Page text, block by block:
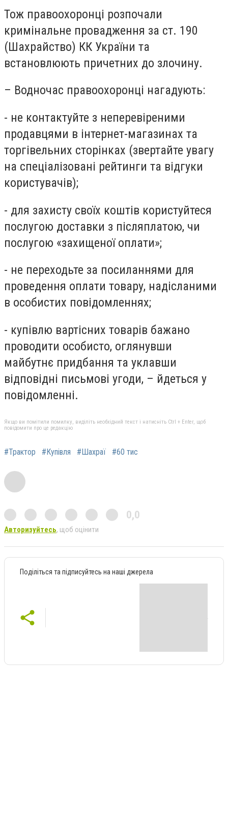
Тож правоохоронці розпочали
кримінальне провадження за ст. 190
(Шахрайство) КК України та
встановлюють причетних до злочину.
– Водночас правоохоронці нагадують:
- не контактуйте з неперевіреними
продавцями в інтернет-магазинах та
торгівельних сторінках (звертайте увагу
на спеціалізовані рейтинги та відгуки
користувачів);
- для захисту своїх коштів користуйтеся
послугою доставки з післяплатою, чи
послугою «захищеної оплати»;
- не переходьте за посиланнями для
проведення оплати товару, надісланими
в особистих повідомленнях;
- купівлю вартісних товарів бажано
проводити особисто, оглянувши
майбутнє придбання та уклавши
відповідні письмові угоди, – йдеться у
повідомленні.
Якщо ви помітили помилку, виділіть необхідний текст і натисніть Ctrl + Enter, щоб
повідомити про це редакцію
#Трактор #Купівля #Шахраї #60 тис
0,0
Авторизуйтесь, щоб оцінити
Поділіться та підписуйтесь на наші джерела